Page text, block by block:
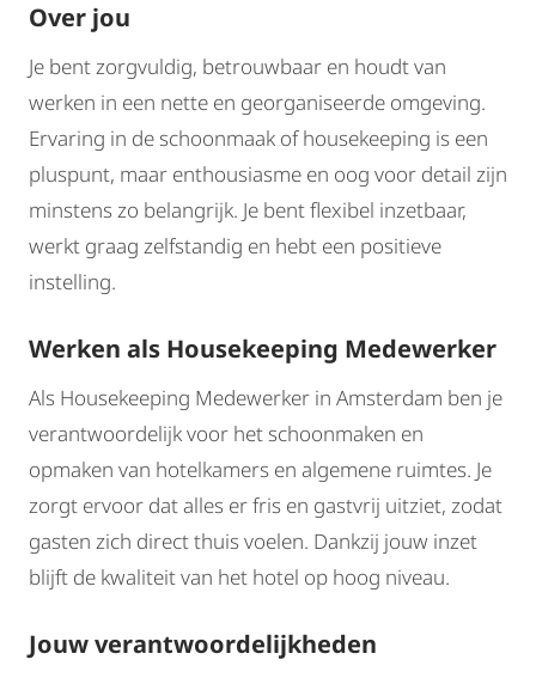
Over jou
Je bent zorgvuldig, betrouwbaar en houdt van
werken in een nette en georganiseerde omgeving.
Ervaring in de schoonmaak of housekeeping is een
pluspunt, maar enthousiasme en oog voor detail zijn
minstens zo belangrijk. Je bent flexibel inzetbaar,
werkt graag zelfstandig en hebt een positieve
instelling.
Werken als Housekeeping Medewerker
Als Housekeeping Medewerker in Amsterdam ben je
verantwoordelijk voor het schoonmaken en
opmaken van hotelkamers en algemene ruimtes. Je
zorgt ervoor dat alles er fris en gastvrij uitziet, zodat
gasten zich direct thuis voelen. Dankzij jouw inzet
blijft de kwaliteit van het hotel op hoog niveau.
Jouw verantwoordelijkheden